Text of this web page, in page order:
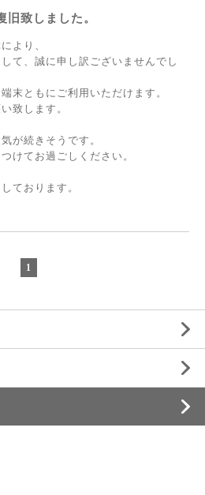
旧致しました。
より、
て、誠に申し訳ございませんでし
末ともにご利用いただけます。
致します。
が続きそうです。
けてお過ごしください。
ております。
1